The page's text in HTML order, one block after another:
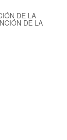
DE LA
DE LA